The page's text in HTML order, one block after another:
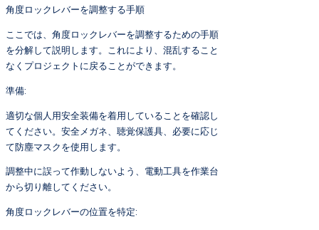
角度ロックレバーを調整する手順
ここでは、角度ロックレバーを調整するための手順
を分解して説明します。これにより、混乱すること
なくプロジェクトに戻ることができます。
準備:
適切な個人用安全装備を着用していることを確認し
てください。安全メガネ、聴覚保護具、必要に応じ
て防塵マスクを使用します。
調整中に誤って作動しないよう、電動工具を作業台
から切り離してください。
角度ロックレバーの位置を特定: